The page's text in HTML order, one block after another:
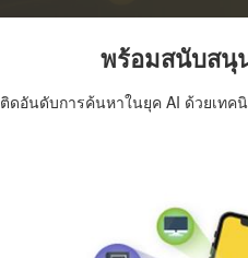
พร้อมสนับสนุ
ดอันดับการค้นหาในยุค AI ด้วยเท